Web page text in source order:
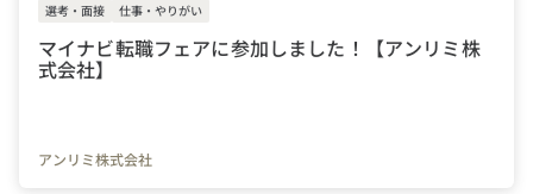
選考・面接 仕事・やりがい
マイナビ転職フェアに参加しました！【アンリミ株
式会社】
アンリミ株式会社